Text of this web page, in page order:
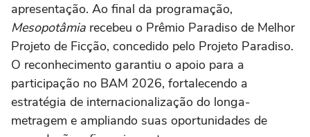
apresentação. Ao final da programação,
Mesopotâmia recebeu o Prêmio Paradiso de Melhor
Projeto de Ficção, concedido pelo Projeto Paradiso.
O reconhecimento garantiu o apoio para a
participação no BAM 2026, fortalecendo a
estratégia de internacionalização do longa-
metragem e ampliando suas oportunidades de